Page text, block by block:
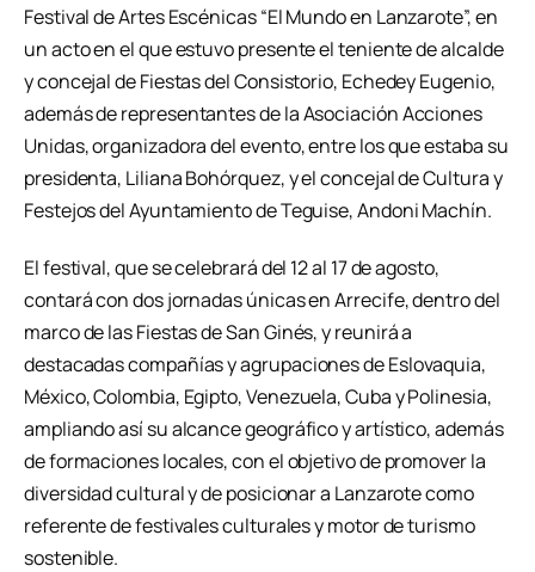
Festival de Artes Escénicas “El Mundo en Lanzarote”, en
un acto en el que estuvo presente el teniente de alcalde
y concejal de Fiestas del Consistorio, Echedey Eugenio,
además de representantes de la Asociación Acciones
Unidas, organizadora del evento, entre los que estaba su
presidenta, Liliana Bohórquez, y el concejal de Cultura y
Festejos del Ayuntamiento de Teguise, Andoni Machín.
El festival, que se celebrará del 12 al 17 de agosto,
contará con dos jornadas únicas en Arrecife, dentro del
marco de las Fiestas de San Ginés, y reunirá a
destacadas compañías y agrupaciones de Eslovaquia,
México, Colombia, Egipto, Venezuela, Cuba y Polinesia,
ampliando así su alcance geográfico y artístico, además
de formaciones locales, con el objetivo de promover la
diversidad cultural y de posicionar a Lanzarote como
referente de festivales culturales y motor de turismo
sostenible.